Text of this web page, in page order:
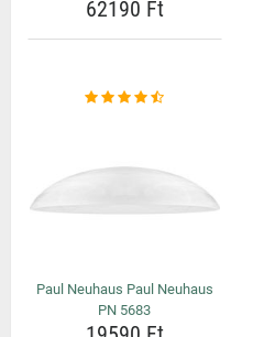
62190 Ft
Paul Neuhaus Paul Neuhaus
PN 5683